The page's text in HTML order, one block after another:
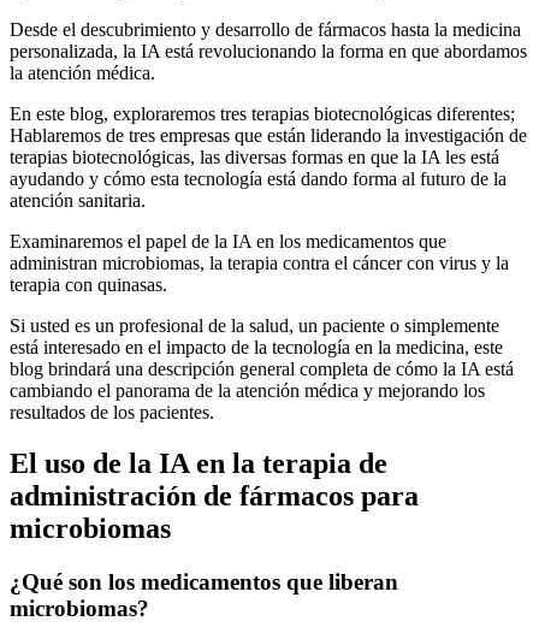
Desde el descubrimiento y desarrollo de fármacos hasta la medicina
personalizada, la IA está revolucionando la forma en que abordamos
la atención médica.
En este blog, exploraremos tres terapias biotecnológicas diferentes;
Hablaremos de tres empresas que están liderando la investigación de
terapias biotecnológicas, las diversas formas en que la IA les está
ayudando y cómo esta tecnología está dando forma al futuro de la
atención sanitaria.
Examinaremos el papel de la IA en los medicamentos que
administran microbiomas, la terapia contra el cáncer con virus y la
terapia con quinasas.
Si usted es un profesional de la salud, un paciente o simplemente
está interesado en el impacto de la tecnología en la medicina, este
blog brindará una descripción general completa de cómo la IA está
cambiando el panorama de la atención médica y mejorando los
resultados de los pacientes.
El uso de la IA en la terapia de
administración de fármacos para
microbiomas
¿Qué son los medicamentos que liberan
microbiomas?